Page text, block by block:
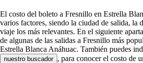
El costo del boleto a Fresnillo en Estrella
varios factores, siendo la ciudad de salida, la
viaje los más relevantes. En el siguiente
de algunas de las salidas a Fresnillo más
Estrella Blanca Anáhuac. También puedes
nuestro buscador , para conocer el costo de